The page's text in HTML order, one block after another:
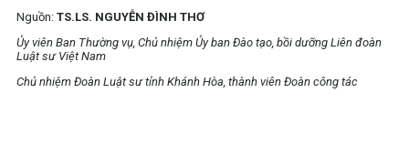
Nguồn: TS.LS. NGUYỄN ĐÌNH THƠ
Ủy viên Ban Thường vụ, Chủ nhiệm Ủy ban Đào tạo, bồi dưỡng Liên đoàn
Luật sư Việt Nam
Chủ nhiệm Đoàn Luật sư tỉnh Khánh Hòa, thành viên Đoàn công tác